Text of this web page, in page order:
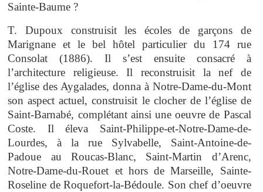
Sainte-Baume ?
T. Dupoux construisit les écoles de garçons de
Marignane et le bel hôtel particulier du 174 rue
Consolat (1886). Il s’est ensuite consacré à
l’architecture religieuse. Il reconstruisit la nef de
l’église des Aygalades, donna à Notre-Dame-du-Mont
son aspect actuel, construisit le clocher de l’église de
Saint-Barnabé, complétant ainsi une oeuvre de Pascal
Coste. Il éleva Saint-Philippe-et-Notre-Dame-de-
Lourdes, à la rue Sylvabelle, Saint-Antoine-de-
Padoue au Roucas-Blanc, Saint-Martin d’Arenc,
Notre-Dame-du-Rouet et hors de Marseille, Sainte-
Roseline de Roquefort-la-Bédoule. Son chef d’oeuvre